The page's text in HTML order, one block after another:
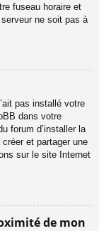
fuseau horaire et
ne soit pas à
pas installé votre
dans votre
forum d’installer la
créer et partager une
sur le site Internet
de mon